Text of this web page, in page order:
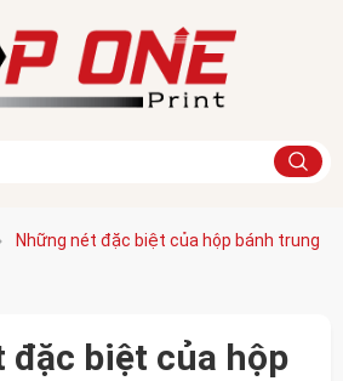
Những nét đặc biệt của hộp bánh trung
đặc biệt của hộp